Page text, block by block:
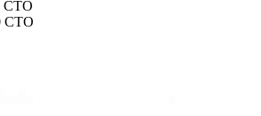
CTO
CTO